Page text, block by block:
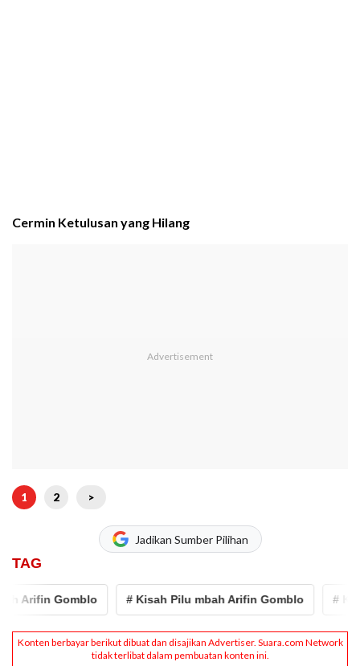
Cermin Ketulusan yang Hilang
1 2 >
Jadikan Sumber Pilihan
TAG
Gomblo # Kisah Pilu mbah Arifin Gomblo # Kisah